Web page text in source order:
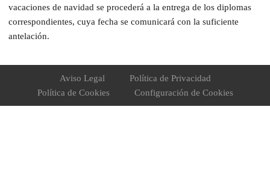
vacaciones de navidad se procederá a la entrega de los diplomas
correspondientes, cuya fecha se comunicará con la suficiente
antelación.
Aviso Legal
Política de Privacidad
Política de Cookies
Configuración de Cookies